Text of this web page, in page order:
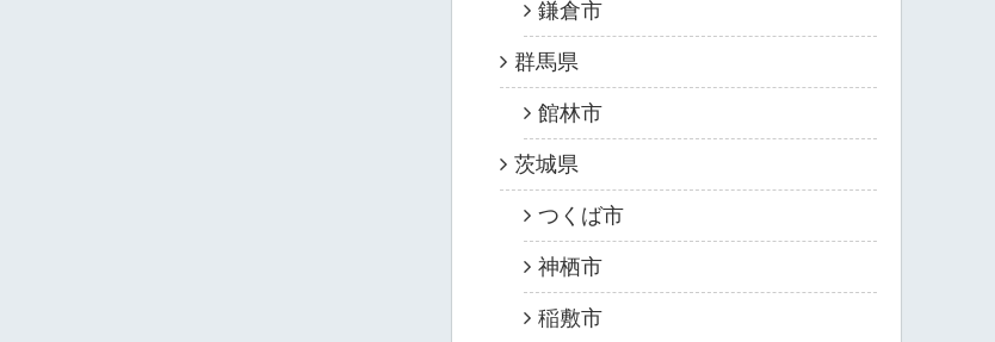
鎌倉市
群馬県
館林市
茨城県
つくば市
神栖市
稲敷市